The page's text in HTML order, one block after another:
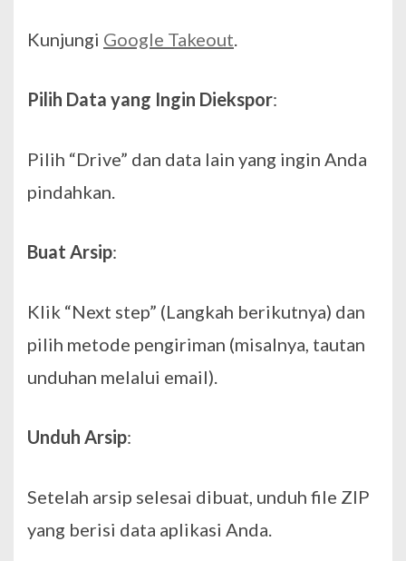
Kunjungi Google Takeout.
Pilih Data yang Ingin Diekspor:
Pilih “Drive” dan data lain yang ingin Anda
pindahkan.
Buat Arsip:
Klik “Next step” (Langkah berikutnya) dan
pilih metode pengiriman (misalnya, tautan
unduhan melalui email).
Unduh Arsip:
Setelah arsip selesai dibuat, unduh file ZIP
yang berisi data aplikasi Anda.